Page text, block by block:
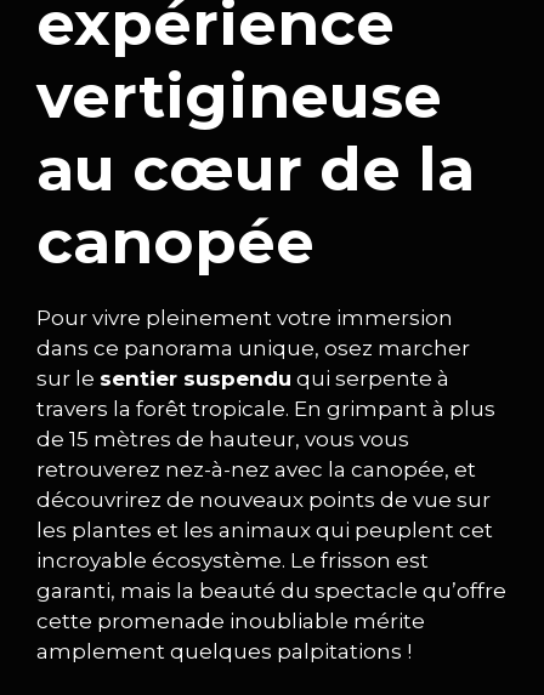
expérience
vertigineuse
au cœur de la
canopée
Pour vivre pleinement votre immersion
dans ce panorama unique, osez marcher
sur le sentier suspendu qui serpente à
travers la forêt tropicale. En grimpant à plus
de 15 mètres de hauteur, vous vous
retrouverez nez-à-nez avec la canopée, et
découvrirez de nouveaux points de vue sur
les plantes et les animaux qui peuplent cet
incroyable écosystème. Le frisson est
garanti, mais la beauté du spectacle qu’offre
cette promenade inoubliable mérite
amplement quelques palpitations !